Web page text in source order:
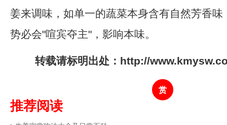
姜来调味，如单一的蔬菜本身含有自然芳香味
势必会"喧宾夺主"，影响本味。
转载请标明出处：http://
赏
推荐阅读